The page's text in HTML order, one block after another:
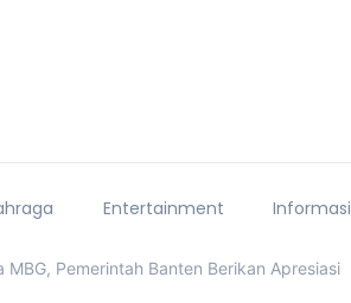
Entertainment Informasi
MBG, Pemerintah Banten Berikan Apresiasi